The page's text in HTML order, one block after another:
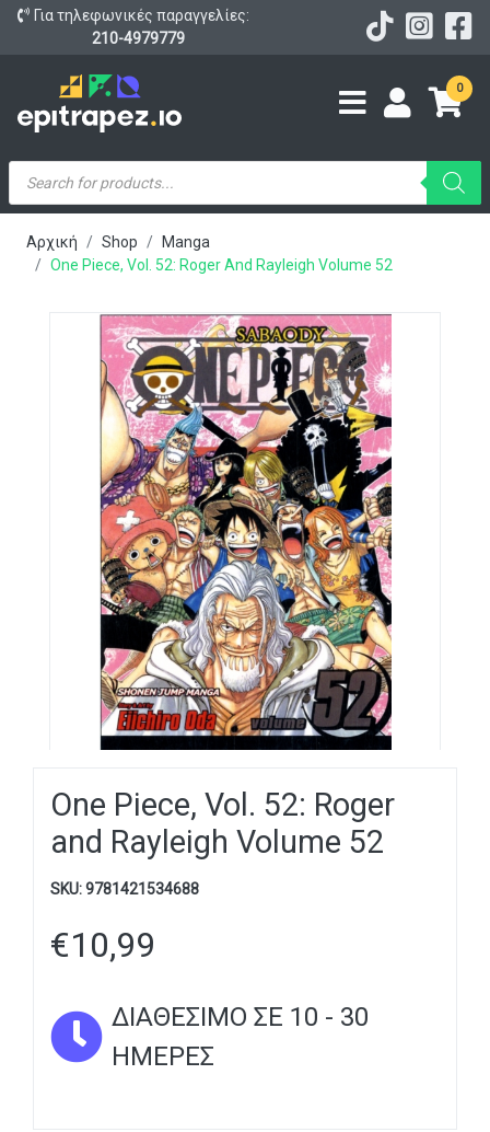
Για τηλεφωνικές παραγγελίες:
210-4979779
0
Products
search
Αρχική Shop
Manga
One Piece, Vol. 52: Roger And Rayleigh Volume 52
One Piece, Vol. 52: Roger
and Rayleigh Volume 52
SKU:9781421534688
€10,99
ΔΙΑΘΈΣΙΜΟ ΣΕ 10 - 30
ΗΜΈΡΕΣ